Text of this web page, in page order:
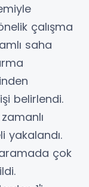
çalışma
saha
belirlendi.
yakalandı.
aramada çok